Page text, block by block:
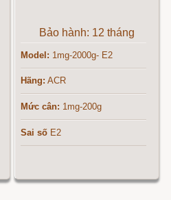
Bảo hành: 12 tháng
Model: 1mg-2000g- E2
Hãng: ACR
Mức cân: 1mg-200g
Sai số E2